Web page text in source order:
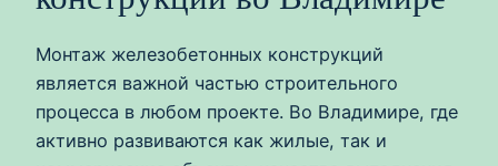
Монтаж железобетонных конструкций
является важной частью строительного
процесса в любом проекте. Во Владимире, где
активно развиваются как жилые, так и